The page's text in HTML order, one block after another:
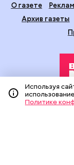
О газете
Архив газеты
Издание создано
средств массовой
На сайте
(информационные
Используя
Политике